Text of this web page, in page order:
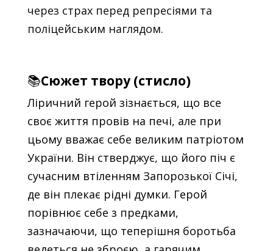
через страх перед репресіями та
поліцейським наглядом.
📚Сюжет твору (стисло)
Ліричний герой зізнається, що все
своє життя провів на печі, але при
цьому вважає себе великим патріотом
України. Він стверджує, що його піч є
сучасним втіленням Запорозької Січі,
де він плекає рідні думки. Герой
порівнює себе з предками,
зазначаючи, що теперішня боротьба